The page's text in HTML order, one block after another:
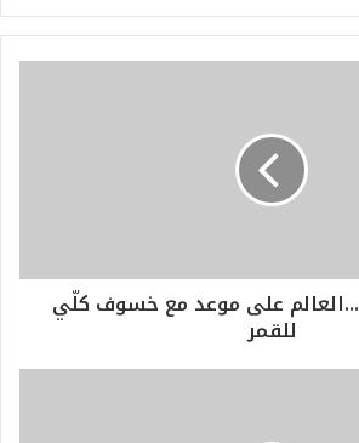
على موعد مع خسوف كلّي
للقمر